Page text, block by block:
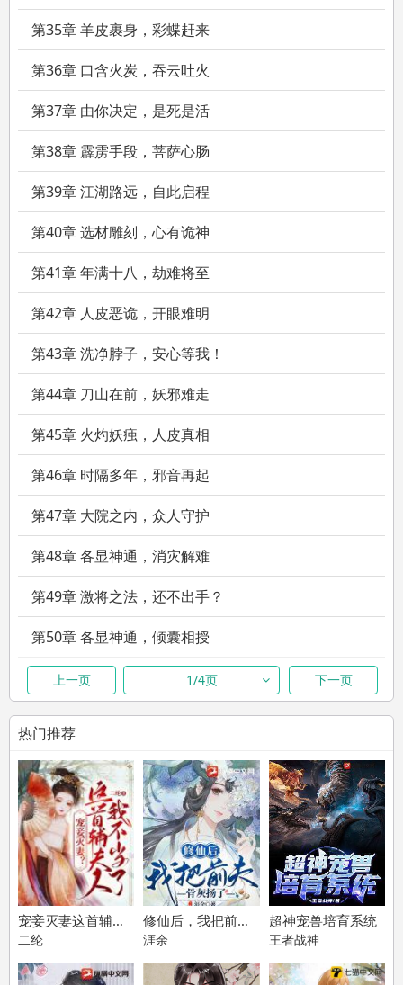
第35章 羊皮裹身，彩蝶赶来
第36章 口含火炭，吞云吐火
第37章 由你决定，是死是活
第38章 霹雳手段，菩萨心肠
第39章 江湖路远，自此启程
第40章 选材雕刻，心有诡神
第41章 年满十八，劫难将至
第42章 人皮恶诡，开眼难明
第43章 洗净脖子，安心等我！
第44章 刀山在前，妖邪难走
第45章 火灼妖痋，人皮真相
第46章 时隔多年，邪音再起
第47章 大院之内，众人守护
第48章 各显神通，消灾解难
第49章 激将之法，还不出手？
第50章 各显神通，倾囊相授
第51章 拳影重重，火舞翩翩
第52章 全团之力，暂时压制
第53章 重回故地，不见亲人
第54章 出租屋内，再见房东
第55章 陋室有光，旧梦染血
第56章 陈年往事，历历在目
第57章 蛊惑人心，亲人相残
第58章 十年愧疚，彩蝶致歉
上一页 1/4页 下一页
热门推荐
宠妾灭妻这首辅夫人我不当了云奕霄苏青玉
二纶
修仙后，我把前夫骨灰扬了
涯余
超神宠兽培育系统
王者战神